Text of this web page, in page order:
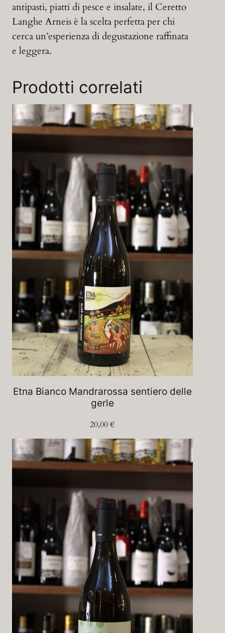
antipasti, piatti di pesce e insalate, il Ceretto
Langhe Arneis è la scelta perfetta per chi
cerca un’esperienza di degustazione raffinata
e leggera.
Prodotti correlati
Etna Bianco Mandrarossa sentiero delle
gerle
20,00€